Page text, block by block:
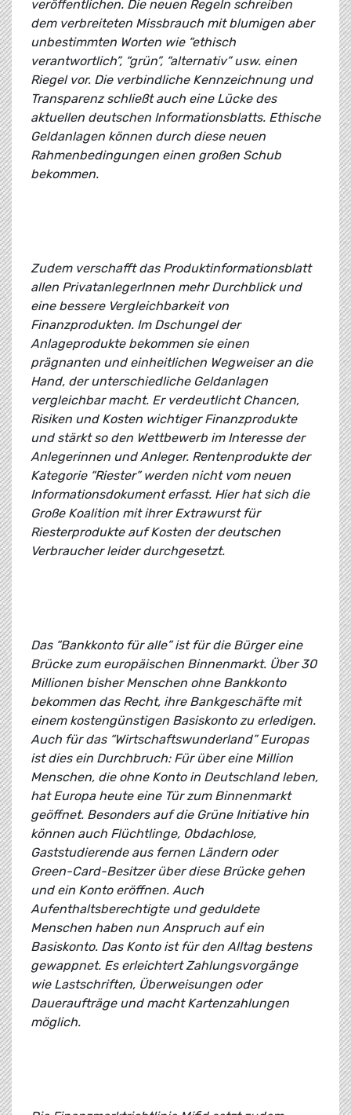
veröffentlichen. Die neuen Regeln schreiben
dem verbreiteten Missbrauch mit blumigen aber
unbestimmten Worten wie “ethisch
verantwortlich”, “grün”, “alternativ” usw. einen
Riegel vor. Die verbindliche Kennzeichnung und
Transparenz schließt auch eine Lücke des
aktuellen deutschen Informationsblatts. Ethische
Geldanlagen können durch diese neuen
Rahmenbedingungen einen großen Schub
bekommen.
Zudem verschafft das Produktinformationsblatt
allen PrivatanlegerInnen mehr Durchblick und
eine bessere Vergleichbarkeit von
Finanzprodukten. Im Dschungel der
Anlageprodukte bekommen sie einen
prägnanten und einheitlichen Wegweiser an die
Hand, der unterschiedliche Geldanlagen
vergleichbar macht. Er verdeutlicht Chancen,
Risiken und Kosten wichtiger Finanzprodukte
und stärkt so den Wettbewerb im Interesse der
Anlegerinnen und Anleger. Rentenprodukte der
Kategorie “Riester” werden nicht vom neuen
Informationsdokument erfasst. Hier hat sich die
Große Koalition mit ihrer Extrawurst für
Riesterprodukte auf Kosten der deutschen
Verbraucher leider durchgesetzt.
Das “Bankkonto für alle” ist für die Bürger eine
Brücke zum europäischen Binnenmarkt. Über 30
Millionen bisher Menschen ohne Bankkonto
bekommen das Recht, ihre Bankgeschäfte mit
einem kostengünstigen Basiskonto zu erledigen.
Auch für das “Wirtschaftswunderland” Europas
ist dies ein Durchbruch: Für über eine Million
Menschen, die ohne Konto in Deutschland leben,
hat Europa heute eine Tür zum Binnenmarkt
geöffnet. Besonders auf die Grüne Initiative hin
können auch Flüchtlinge, Obdachlose,
Gaststudierende aus fernen Ländern oder
Green-Card-Besitzer über diese Brücke gehen
und ein Konto eröffnen. Auch
Aufenthaltsberechtigte und geduldete
Menschen haben nun Anspruch auf ein
Basiskonto. Das Konto ist für den Alltag bestens
gewappnet. Es erleichtert Zahlungsvorgänge
wie Lastschriften, Überweisungen oder
Daueraufträge und macht Kartenzahlungen
möglich.